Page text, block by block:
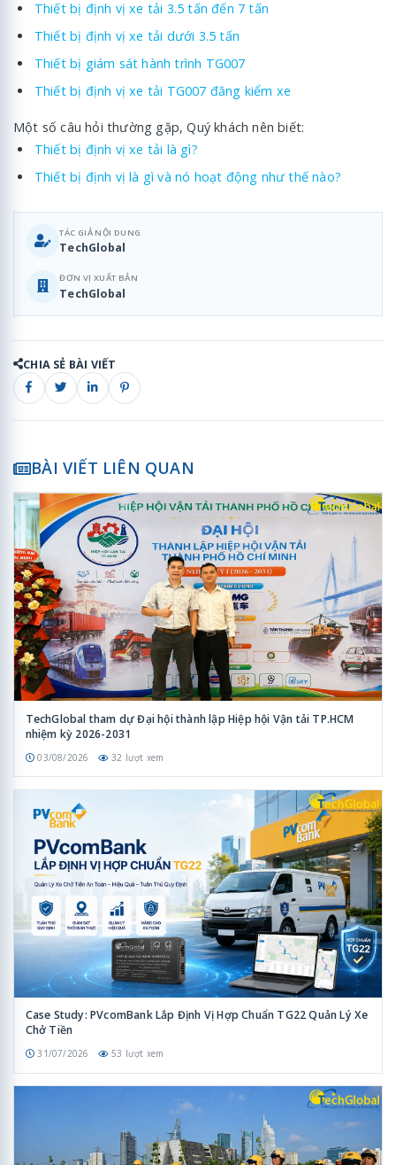
Thiết bị định vị xe tải 3.5 tấn đến 7 tấn
Thiết bị định vị xe tải dưới 3.5 tấn
Thiết bị giám sát hành trình TG007
Thiết bị định vị xe tải TG007 đăng kiểm xe
Một số câu hỏi thường gặp, Quý khách nên biết:
Thiết bị định vị xe tải là gì?
Thiết bị định vị là gì và nó hoạt động như thế nào?
TÁC GIẢ NỘI DUNG
TechGlobal
ĐƠN VỊ XUẤT BẢN
TechGlobal
CHIA SẺ BÀI VIẾT
BÀI VIẾT LIÊN QUAN
TechGlobal tham dự Đại hội thành lập Hiệp hội Vận tải TP.HCM
nhiệm kỳ 2026-2031
03/08/2026 32 lượt xem
Case Study: PVcomBank Lắp Định Vị Hợp Chuẩn TG22 Quản Lý Xe
Chở Tiền
31/07/2026 53 lượt xem